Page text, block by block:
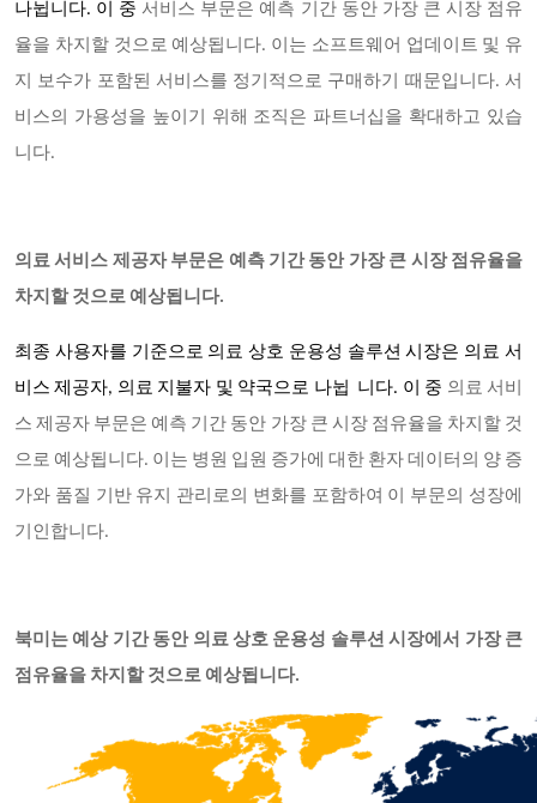
나뉩니다. 이 중 서비스 부문은 예측 기간 동안 가장 큰 시장 점유
율을 차지할 것으로 예상됩니다. 이는 소프트웨어 업데이트 및 유
지 보수가 포함된 서비스를 정기적으로 구매하기 때문입니다. 서
비스의 가용성을 높이기 위해 조직은 파트너십을 확대하고 있습
니다.
의료 서비스 제공자 부문은 예측 기간 동안 가장 큰 시장 점유율을
차지할 것으로 예상됩니다.
최종 사용자를 기준으로 의료 상호 운용성 솔루션 시장은 의료 서
비스 제공자, 의료 지불자 및 약국으로 나뉩 니다. 이 중 의료 서비
스 제공자 부문은 예측 기간 동안 가장 큰 시장 점유율을 차지할 것
으로 예상됩니다. 이는 병원 입원 증가에 대한 환자 데이터의 양 증
가와 품질 기반 유지 관리로의 변화를 포함하여 이 부문의 성장에
기인합니다.
북미는 예상 기간 동안 의료 상호 운용성 솔루션 시장에서 가장 큰
점유율을 차지할 것으로 예상됩니다.